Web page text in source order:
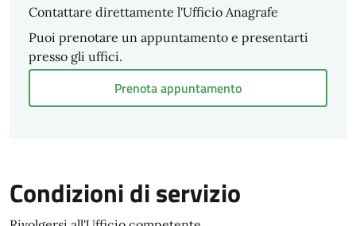
Contattare direttamente l'Ufficio Anagrafe
Puoi prenotare un appuntamento e presentarti
presso gli uffici.
Prenota appuntamento
Condizioni di servizio